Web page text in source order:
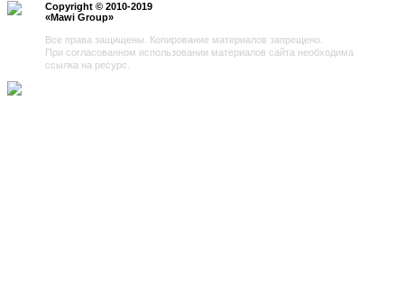
Copyright © 2010-2019
«Mawi Group»
Все права защищены. Копирование материалов запрещено.
При согласованном использовании материалов сайта необходима
ссылка на ресурс.